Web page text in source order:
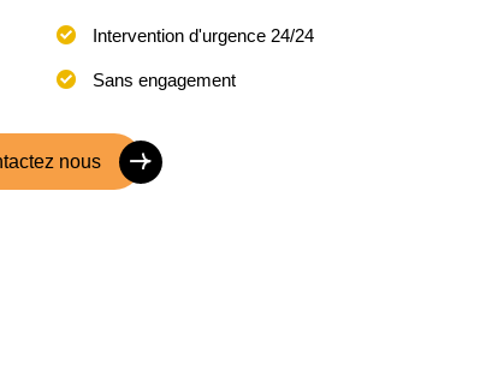
Intervention d'urgence 24/24
Sans engagement
nous